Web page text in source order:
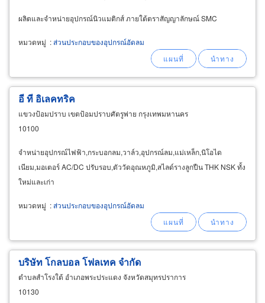
ผลิตและจำหน่ายอุปกรณ์นิวแมติกส์ ภายใต้ตราสัญญาลักษณ์ SMC
หมวดหมู่ :ส่วนประกอบของอุปกรณ์อัดลม
อี ที อิเลคทริค
แขวงป้อมปราบ เขตป้อมปราบศัตรูพ่าย กรุงเทพมหานคร
10100
จำหน่ายอุปกรณ์ไฟฟ้า,กระบอกลม,วาล์ว,อุปกรณ์ลม,แม่เหล็ก,นิโอได
เนียม,มอเตอร์ AC/DC ปรับรอบ,ตัววัดอุณหภูมิ,สไลด์รางลูกปืน THK NSK ทั้ง
ใหม่และเก่า
หมวดหมู่ :ส่วนประกอบของอุปกรณ์อัดลม
บริษัท โกลบอล โฟลเทค จำกัด
ตำบลสำโรงใต้ อำเภอพระประแดง จังหวัดสมุทรปราการ
10130